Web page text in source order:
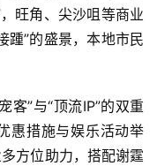
旺角、尖沙咀等商业
踵”的盛景，本地市民
客”与“顶流IP”的双重
惠措施与娱乐活动举
方位助力，搭配谢霆